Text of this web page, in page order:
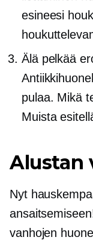
esineesi
Älä pelkää
pulaa. Mikä
Muista
Alustan
Nyt
vanhojen